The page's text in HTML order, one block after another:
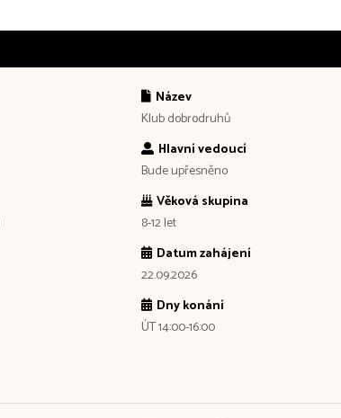
Název
Klub dobrodruhů
Hlavní vedoucí
Bude upřesněno
Věková skupina
8-12 let
Datum zahájení
22.09.2026
Dny konání
ÚT 14:00-16:00